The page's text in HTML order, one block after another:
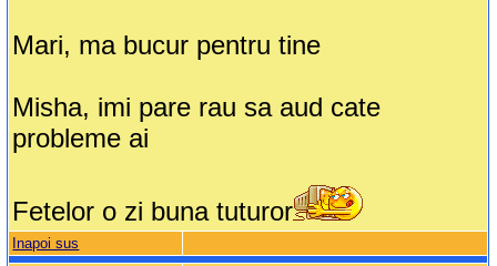
Mari, ma bucur pentru tine
Misha, imi pare rau sa aud cate
probleme ai
Fetelor o zi buna tuturor
Inapoi sus